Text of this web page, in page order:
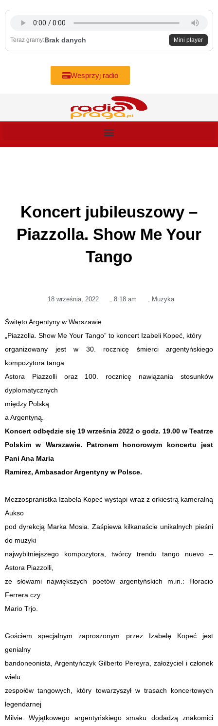
content
Teraz gramy:Brak danych Mini player
Wesprzyj radio
Koncert jubileuszowy –
Piazzolla. Show Me Your
Tango
18 września, 2022 , 8:18 am , Muzyka
Świtęto Argentyny w Warszawie.
„Piazzolla. Show Me Your Tango” to koncert Izabeli Kopeć, który
organizowany jest w 30. rocznicę śmierci argentyńskiego
kompozytora tanga
Astora Piazzolli oraz 100. rocznicę nawiązania stosunków
dyplomatycznych
między Polską
a Argentyną.
Koncert odbędzie się 19 września 2022 o godz. 19.00 w Teatrze
Polskim w Warszawie. Patronem honorowym koncertu jest
Pani Ana Maria
Ramirez, Ambasador Argentyny w Polsce.
Mezzospranistka Izabela Kopeć wystąpi wraz z orkiestrą kameralną
Aukso
pod dyrekcją Marka Mosia. Zaśpiewa kilkanaście unikalnych pieśni
do muzyki
najwybitniejszego kompozytora, twórcy trendu tango nuevo –
Astora Piazzolli,
ze słowami największych poetów argentyńskich m.in.: Horacio
Ferrera czy
Mario Trjo.
Gościem specjalnym zaproszonym przez Izabelę Kopeć jest
genialny
bandoneonista, Argentyńczyk Gilberto Pereyra, założyciel i członek
wielu
zespołów tangowych, który towarzyszył w trasach koncertowych
legendarnej
Milvie. Wyjątkowego argentyńskiego smaku dodadzą znakomici